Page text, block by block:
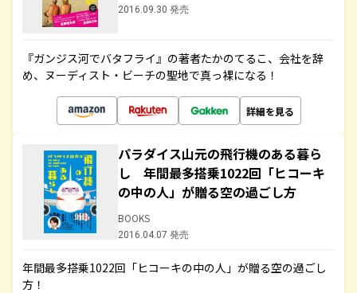
2016.09.30 発売
『ガンジス河でバタフライ』の著者たかのてるこ、会社を辞
め、ヌーディスト・ビーチの聖地で真っ裸になる！
詳細を見る
パラダイス山元の飛行機のある暮ら
し 年間最多搭乗1022回「ヒコーキ
の中の人」が贈る空の過ごし方
BOOKS
2016.04.07 発売
年間最多搭乗1022回「ヒコーキの中の人」が贈る空の過ごし
方！